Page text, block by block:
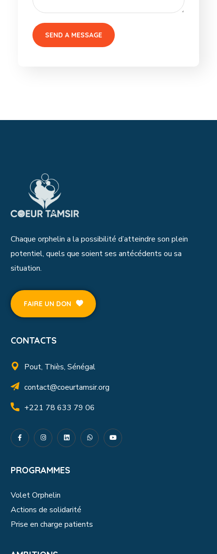
Chaque orphelin a la possibilité d’atteindre son plein
potentiel, quels que soient ses antécédents ou sa
situation.
FAIRE UN DON
CONTACTS
Pout, Thiès, Sénégal
contact@coeurtamsir.org
+221 78 633 79 06
PROGRAMMES
Volet Orphelin
Actions de solidarité
Prise en charge patients